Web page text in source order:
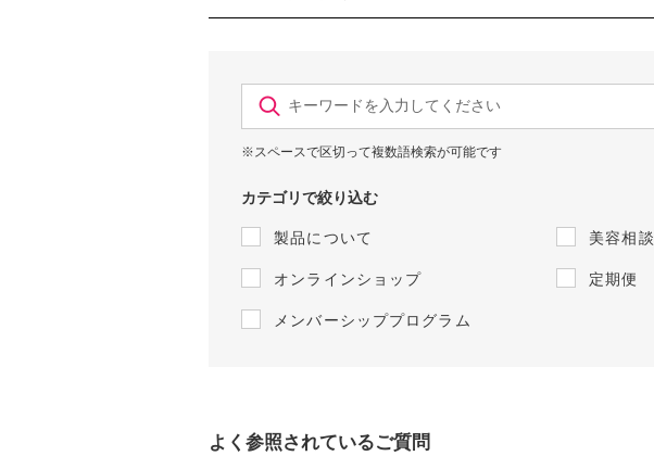
※スペースで区切って複数語検索が可能です
カテゴリで絞り込む
製品について 美容相談
オンラインショップ 定期便
メンバーシッププログラム
よく参照されているご質問